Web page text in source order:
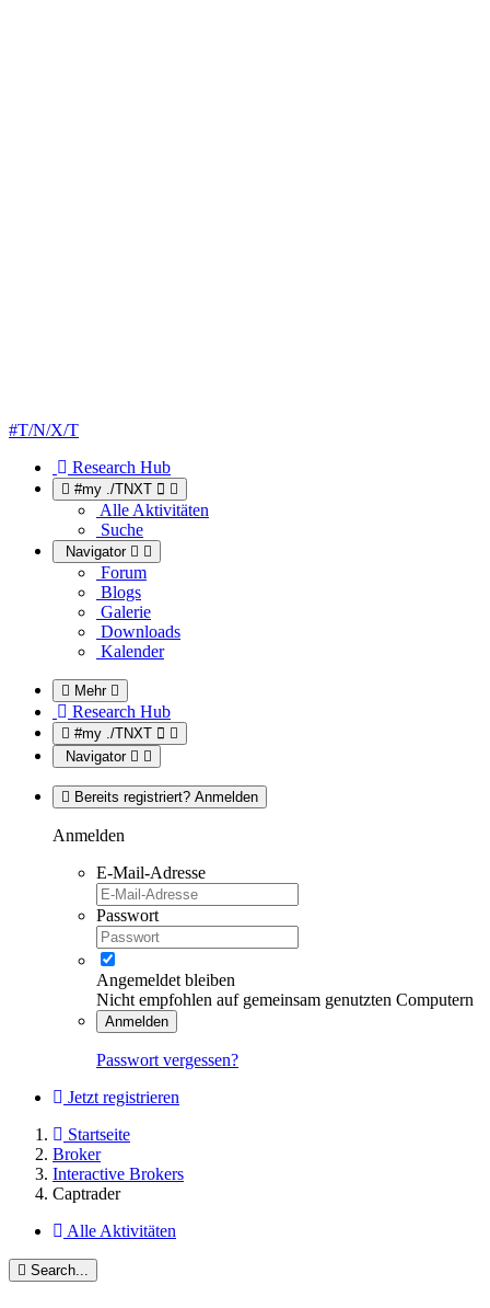
#T/N/X/T
Research Hub
#my ./TNXT
Alle Aktivitäten
Suche
Navigator
Forum
Blogs
Galerie
Downloads
Kalender
Mehr
Research Hub
#my ./TNXT
Navigator
Bereits registriert? Anmelden
Anmelden
E-Mail-Adresse
Passwort
Angemeldet bleiben
Nicht empfohlen auf gemeinsam genutzten Computern
Anmelden
Passwort vergessen?
Jetzt registrieren
Startseite
Broker
Interactive Brokers
Captrader
Alle Aktivitäten
Search...